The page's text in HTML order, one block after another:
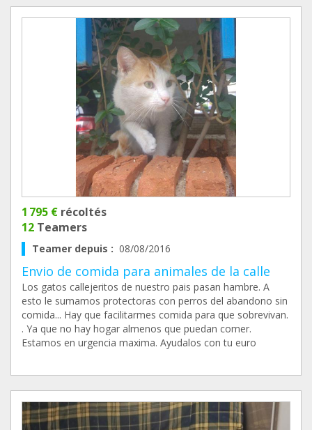
1 795 € récoltés
12 Teamers
Teamer depuis : 08/08/2016
Envio de comida para animales de la calle
Los gatos callejeritos de nuestro pais pasan hambre. A
esto le sumamos protectoras con perros del abandono sin
comida... Hay que facilitarmes comida para que sobrevivan.
. Ya que no hay hogar almenos que puedan comer.
Estamos en urgencia maxima. Ayudalos con tu euro